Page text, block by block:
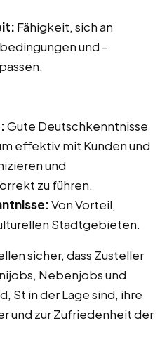
Fähigkeit, sich an
und -
Gute Deutschkenntnisse
effektiv mit Kunden und
und
zu führen.
Von Vorteil,
Stadtgebieten.
sicher, dass Zusteller
Nebenjobs und
St in der Lage sind, ihre
und zur Zufriedenheit der